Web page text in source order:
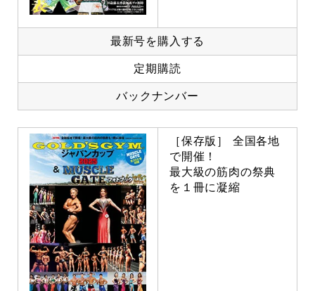
最新号を購入する
定期購読
バックナンバー
［保存版］ 全国各地
で開催！
最大級の筋肉の祭典
を１冊に凝縮